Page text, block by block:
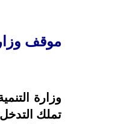
موقف
وزارة
تملك